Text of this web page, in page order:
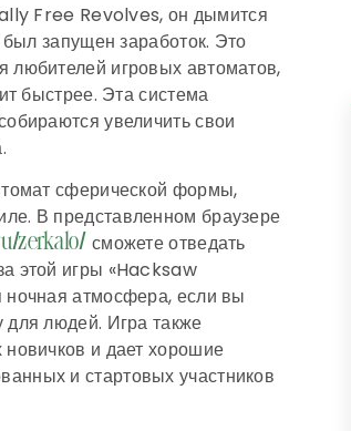
Free Revolves, он дымится
запущен заработок. Это
любителей игровых автоматов,
быстрее. Эта система
увеличить свои
сферической формы,
В представленном браузере
zerkalo/ сможете отведать
этой игры «Hacksaw
атмосфера, если вы
для людей. Игра также
новичков и дает хорошие
и стартовых участников